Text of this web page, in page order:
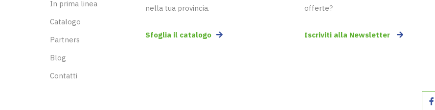
In prima linea
Catalogo
Partners
Blog
Contatti
nella tua provincia.
Sfoglia il catalogo
offerte?
Iscriviti alla Newsletter